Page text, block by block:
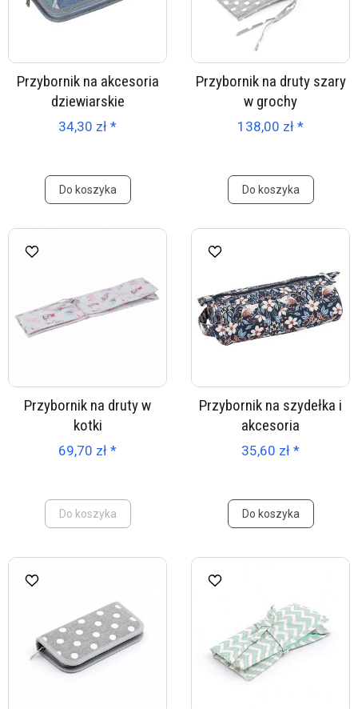
Przybornik na akcesoria
dziewiarskie
34,30 zł *
Do koszyka
Przybornik na druty szary
w grochy
138,00 zł *
Do koszyka
Przybornik na druty w
kotki
69,70 zł *
Do koszyka
Przybornik na szydełka i
akcesoria
35,60 zł *
Do koszyka